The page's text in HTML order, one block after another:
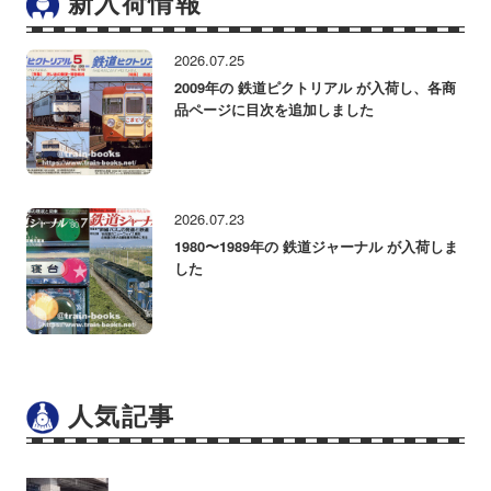
2026.07.25
2009年の 鉄道ピクトリアル が入荷し、各商
品ページに目次を追加しました
2026.07.23
1980〜1989年の 鉄道ジャーナル が入荷しま
した
人気記事